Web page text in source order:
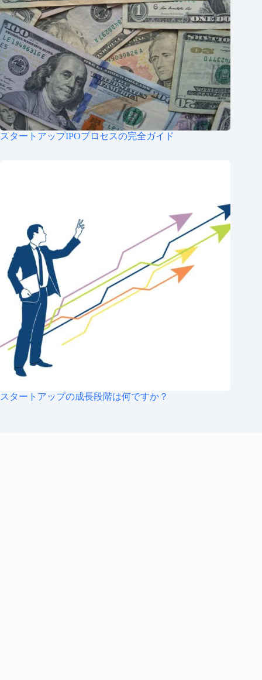
スタートアップIPOプロセスの完全ガイド
スタートアップの成長段階は何ですか？